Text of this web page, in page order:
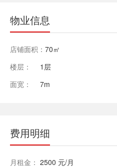
物业信息
店铺面积： 70㎡
楼层：
1层
面宽：
7m
费用明细
月租金： 2500 元/月